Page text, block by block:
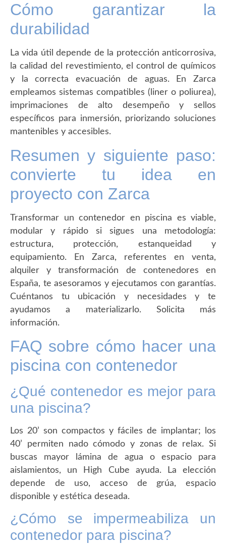
Cómo garantizar la
durabilidad
La vida útil depende de la protección anticorrosiva,
la calidad del revestimiento, el control de químicos
y la correcta evacuación de aguas. En Zarca
empleamos sistemas compatibles (liner o poliurea),
imprimaciones de alto desempeño y sellos
específicos para inmersión, priorizando soluciones
mantenibles y accesibles.
Resumen y siguiente paso:
convierte tu idea en
proyecto con Zarca
Transformar un contenedor en piscina es viable,
modular y rápido si sigues una metodología:
estructura, protección, estanqueidad y
equipamiento. En Zarca, referentes en venta,
alquiler y transformación de contenedores en
España, te asesoramos y ejecutamos con garantías.
Cuéntanos tu ubicación y necesidades y te
ayudamos a materializarlo. Solicita más
información.
FAQ sobre cómo hacer una
piscina con contenedor
¿Qué contenedor es mejor para
una piscina?
Los 20’ son compactos y fáciles de implantar; los
40’ permiten nado cómodo y zonas de relax. Si
buscas mayor lámina de agua o espacio para
aislamientos, un High Cube ayuda. La elección
depende de uso, acceso de grúa, espacio
disponible y estética deseada.
¿Cómo se impermeabiliza un
contenedor para piscina?